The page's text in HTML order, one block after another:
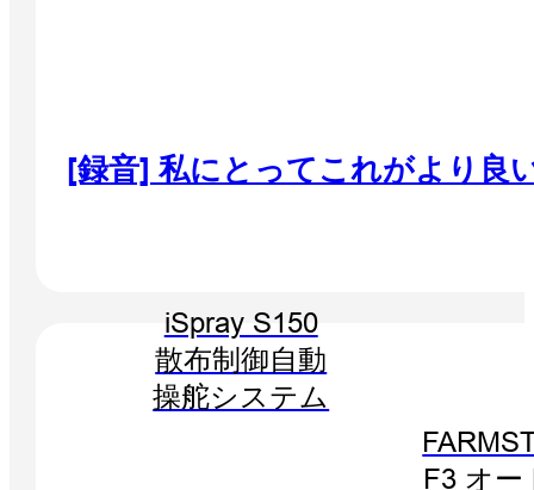
iSpray S150
散布制御自動
操舵システム
F3 オー
[録音] 私にとってこれがより良